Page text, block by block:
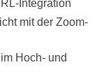
Integration
mit der Zoom-
Hoch- und